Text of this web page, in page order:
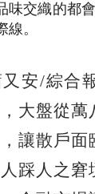
味交織的都
。
又安/綜合
大盤從萬
讓散戶面
踩人之窘